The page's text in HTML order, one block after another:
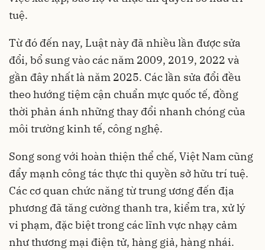
tuệ.
Từ đó đến nay, Luật này đã nhiều lần được sửa
đổi, bổ sung vào các năm 2009, 2019, 2022 và
gần đây nhất là năm 2025. Các lần sửa đổi đều
theo hướng tiệm cận chuẩn mực quốc tế, đồng
thời phản ánh những thay đổi nhanh chóng của
môi trường kinh tế, công nghệ.
Song song với hoàn thiện thể chế, Việt Nam cũng
đẩy mạnh công tác thực thi quyền sở hữu trí tuệ.
Các cơ quan chức năng từ trung ương đến địa
phương đã tăng cường thanh tra, kiểm tra, xử lý
vi phạm, đặc biệt trong các lĩnh vực nhạy cảm
như thương mại điện tử, hàng giả, hàng nhái.